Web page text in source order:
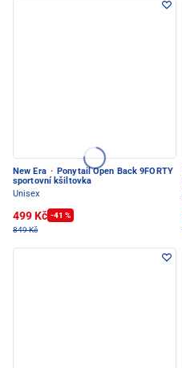
New Era · Ponytail Open Back 9FORTY
sportovní kšiltovka
Unisex
499 Kč -41 %
849 Kč